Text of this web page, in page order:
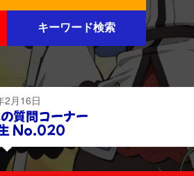
キーワード検索
2月16日
質問コーナー
No.020